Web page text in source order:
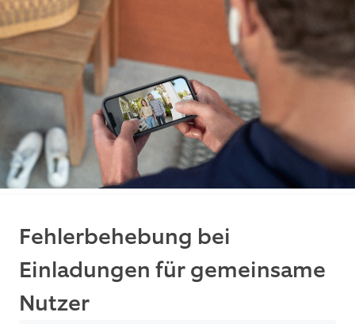
Fehlerbehebung bei
Einladungen für gemeinsame
Nutzer